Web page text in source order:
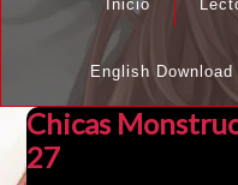
Inicio
English Download
Chicas
27